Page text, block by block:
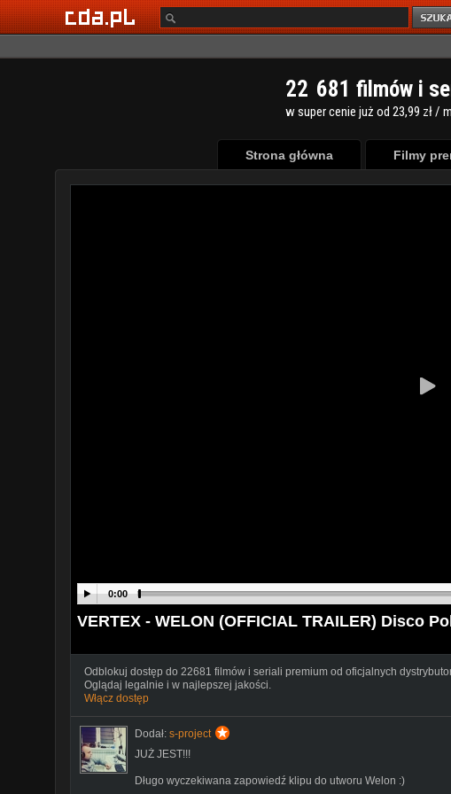
22 681 filmów i
w super cenie już od 23,99 zł /
Strona główna Filmy
0:00
VERTEX - WELON (OFFICIAL TRAILER) Disco
Odblokuj dostęp do 22681 filmów i seriali premium od oficjalnych
Oglądaj legalnie i w najlepszej jakości.
Włącz dostęp
Dodał: s-project
JUŻ JEST!!!
Długo wyczekiwana zapowiedź klipu do utworu Welon :)